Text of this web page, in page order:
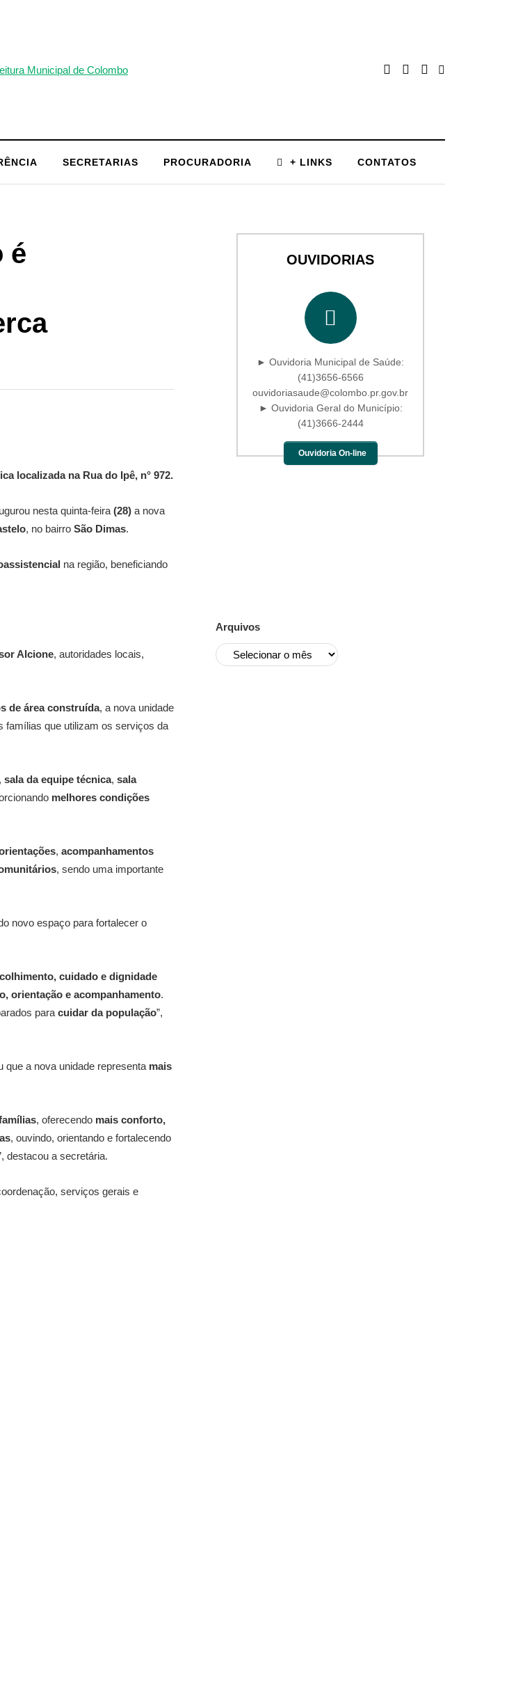
SECRETARIAS PROCURADORIA + LINKS CONTATOS
é
localizada na Rua do Ipê, n° 972.
nesta quinta-feira (28) a nova
, no bairro São Dimas.
na região, beneficiando
Alcione, autoridades locais,
de área construída, a nova unidade
famílias que utilizam os serviços da
, sala da equipe técnica, sala
melhores condições
, acompanhamentos
, sendo uma importante
novo espaço para fortalecer o
cuidado e dignidade
orientação e acompanhamento.
para cuidar da população”,
que a nova unidade representa mais
, oferecendo mais conforto,
, ouvindo, orientando e fortalecendo
destacou a secretária.
serviços gerais e
OUVIDORIAS
► Ouvidoria Municipal de Saúde:
(41)3656-6566
ouvidoriasaude@colombo.pr.gov.br
► Ouvidoria Geral do Município:
(41)3666-2444
Ouvidoria On-line
Arquivos